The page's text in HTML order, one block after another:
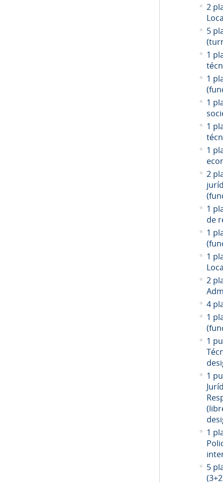
2
5
1
1
1
1
1
2
1
de
1
1
2
4
1
1
1
1
5